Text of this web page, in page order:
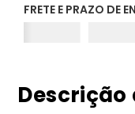
FRETE E PRAZO DE
Descrição